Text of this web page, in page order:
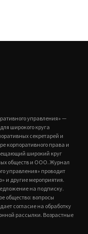
управления» —
широкого круга
секретарей и
корпоративного права и
широкий круг
обществ и ООО. Журнал
управления» проводит
и другие мероприятия.
на подписку.
общество: вопросы
согласие на обработку
рассылки. Возрастные